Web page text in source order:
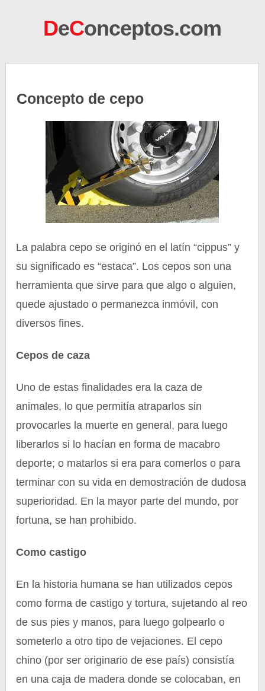
DeConceptos.com
Concepto de cepo
La palabra cepo se originó en el latín “cippus” y
su significado es “estaca”. Los cepos son una
herramienta que sirve para que algo o alguien,
quede ajustado o permanezca inmóvil, con
diversos fines.
Cepos de caza
Uno de estas finalidades era la caza de
animales, lo que permitía atraparlos sin
provocarles la muerte en general, para luego
liberarlos si lo hacían en forma de macabro
deporte; o matarlos si era para comerlos o para
terminar con su vida en demostración de dudosa
superioridad. En la mayor parte del mundo, por
fortuna, se han prohibido.
Como castigo
En la historia humana se han utilizados cepos
como forma de castigo y tortura, sujetando al reo
de sus pies y manos, para luego golpearlo o
someterlo a otro tipo de vejaciones. El cepo
chino (por ser originario de ese país) consistía
en una caja de madera donde se colocaban, en